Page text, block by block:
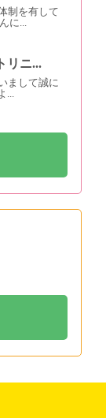
制を有して
に...
リニ...
まして誠に
...